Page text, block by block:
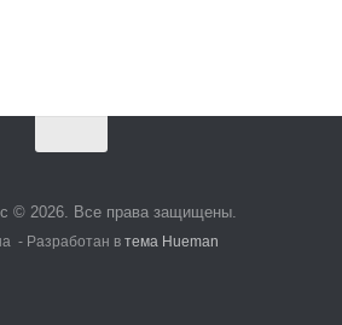
© 2026. Все права защищены.
- Разработан в тема Hueman